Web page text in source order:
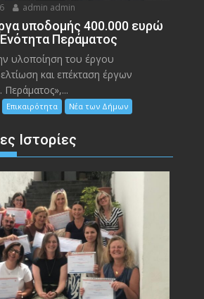
admin admin
υποδομής 400.000 ευρώ
Περάματος
υλοποίηση του έργου
και επέκταση έργων
Επικαιρότητα Νέα των Δήμων
Ιστορίες